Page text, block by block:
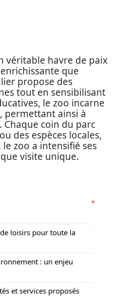
véritable havre de paix
que
propose des
tout en sensibilisant
le zoo incarne
permettant ainsi à
coin du parc
des espèces locales,
zoo a intensifié ses
visite unique.
loisirs pour toute la
: un enjeu
et services proposés